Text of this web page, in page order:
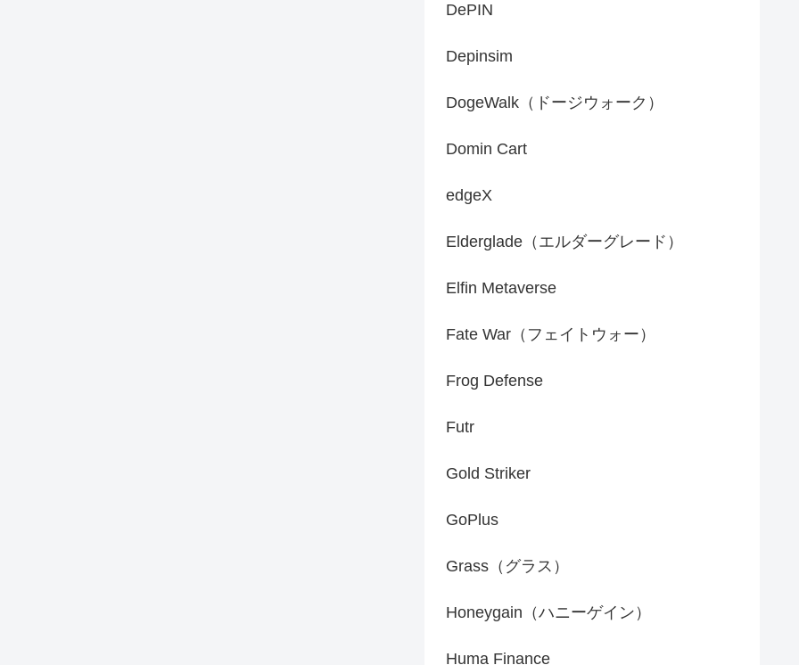
DePIN
Depinsim
DogeWalk（ドージウォーク）
Domin Cart
edgeX
Elderglade（エルダーグレード）
Elfin Metaverse
Fate War（フェイトウォー）
Frog Defense
Futr
Gold Striker
GoPlus
Grass（グラス）
Honeygain（ハニーゲイン）
Huma Finance